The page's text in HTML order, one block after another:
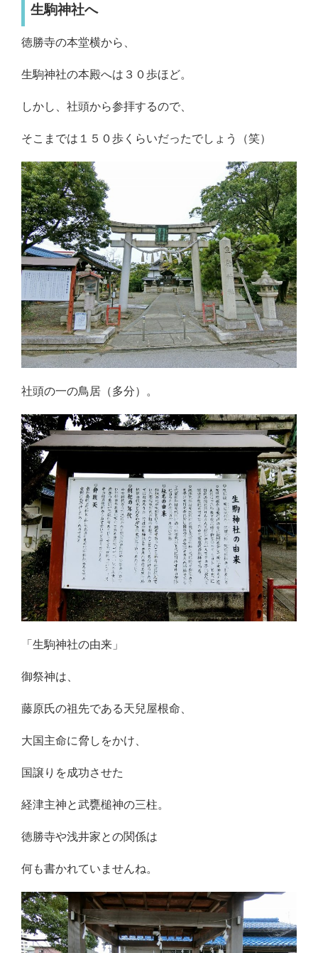
生駒神社へ
徳勝寺の本堂横から、
生駒神社の本殿へは３０歩ほど。
しかし、社頭から参拝するので、
そこまでは１５０歩くらいだったでしょう（笑）
社頭の一の鳥居（多分）。
「生駒神社の由来」
御祭神は、
藤原氏の祖先である天兒屋根命、
大国主命に脅しをかけ、
国譲りを成功させた
経津主神と武甕槌神の三柱。
徳勝寺や浅井家との関係は
何も書かれていませんね。